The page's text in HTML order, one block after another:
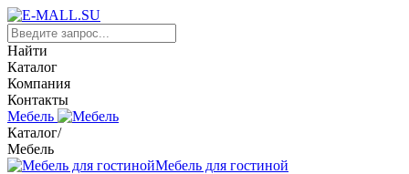
Найти
Каталог
Компания
Контакты
Мебель
Каталог/
Мебель
Мебель для гостиной